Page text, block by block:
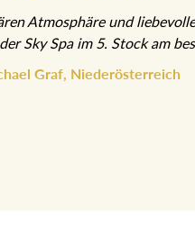
Atmosphäre und
Sky Spa im 5. Stock am
Graf, Niederösterreich